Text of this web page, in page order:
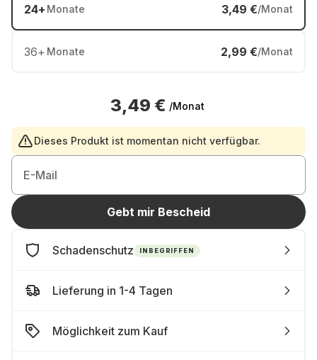
24+ Monate 3,49 €/Monat
36+ Monate 2,99 €/Monat
3,49 € /Monat
Dieses Produkt ist momentan nicht verfügbar.
E-Mail
Gebt mir Bescheid
Schadenschutz INBEGRIFFEN
Lieferung in 1-4 Tagen
Möglichkeit zum Kauf